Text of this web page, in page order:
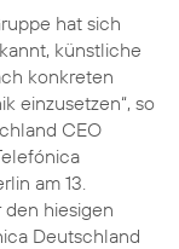
hat sich
künstliche
konkreten
einzusetzen“, so
CEO
am 13.
den hiesigen
Deutschland